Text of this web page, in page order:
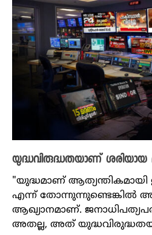
യുദ്ധവിരുദ്ധതയാണ് ശരിയായ
"യുദ്ധമാണ്
എന്ന്
ആഖ്യാനമാണ്.
അതല്ല, അത്